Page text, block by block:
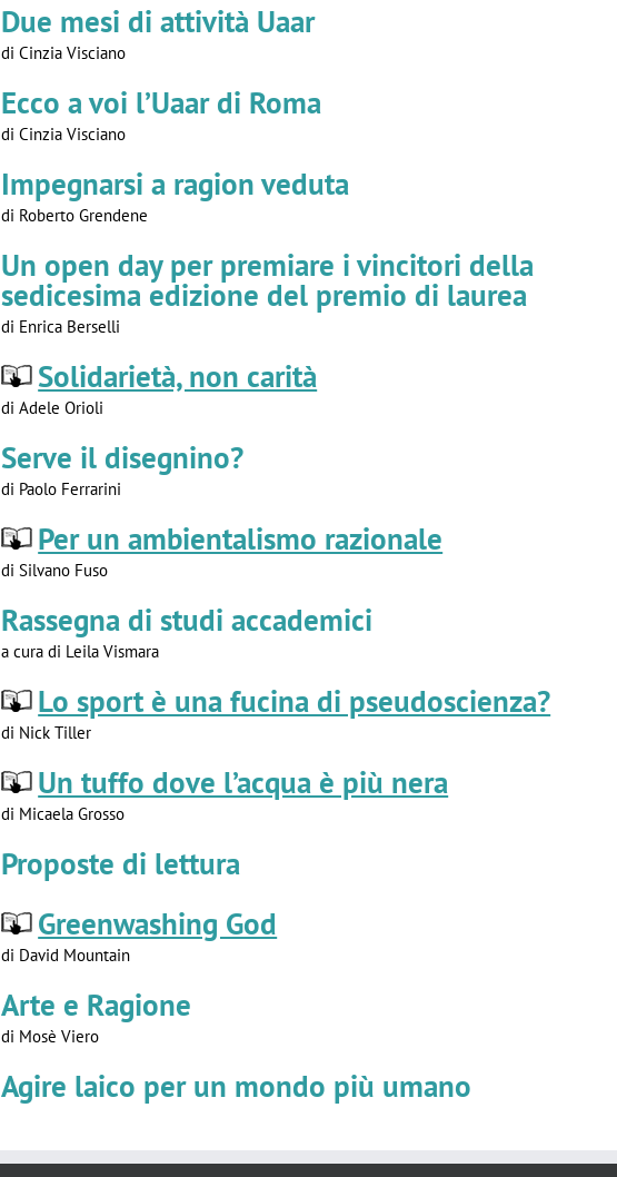
Due mesi di attività Uaar
di Cinzia Visciano
Ecco a voi l’Uaar di Roma
di Cinzia Visciano
Impegnarsi a ragion veduta
di Roberto Grendene
Un open day per premiare i vincitori della
sedicesima edizione del premio di laurea
di Enrica Berselli
Solidarietà, non carità
di Adele Orioli
Serve il disegnino?
di Paolo Ferrarini
Per un ambientalismo razionale
di Silvano Fuso
Rassegna di studi accademici
a cura di Leila Vismara
Lo sport è una fucina di pseudoscienza?
di Nick Tiller
Un tuffo dove l’acqua è più nera
di Micaela Grosso
Proposte di lettura
Greenwashing God
di David Mountain
Arte e Ragione
di Mosè Viero
Agire laico per un mondo più umano